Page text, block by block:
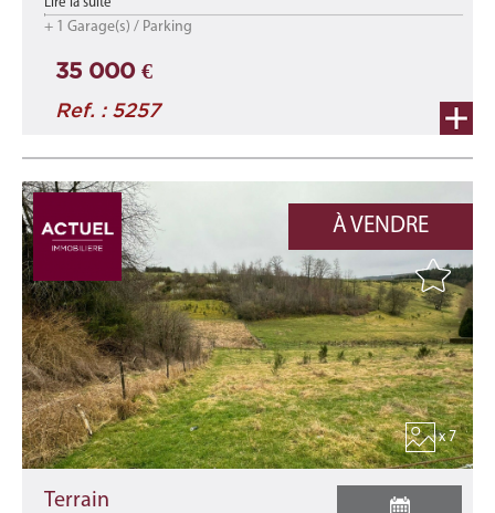
Kirchberg.
Les pr ...
+ 1 Garage(s) / Parking
35 000 €
Ref. : 5257
À VENDRE
x 7
Terrain